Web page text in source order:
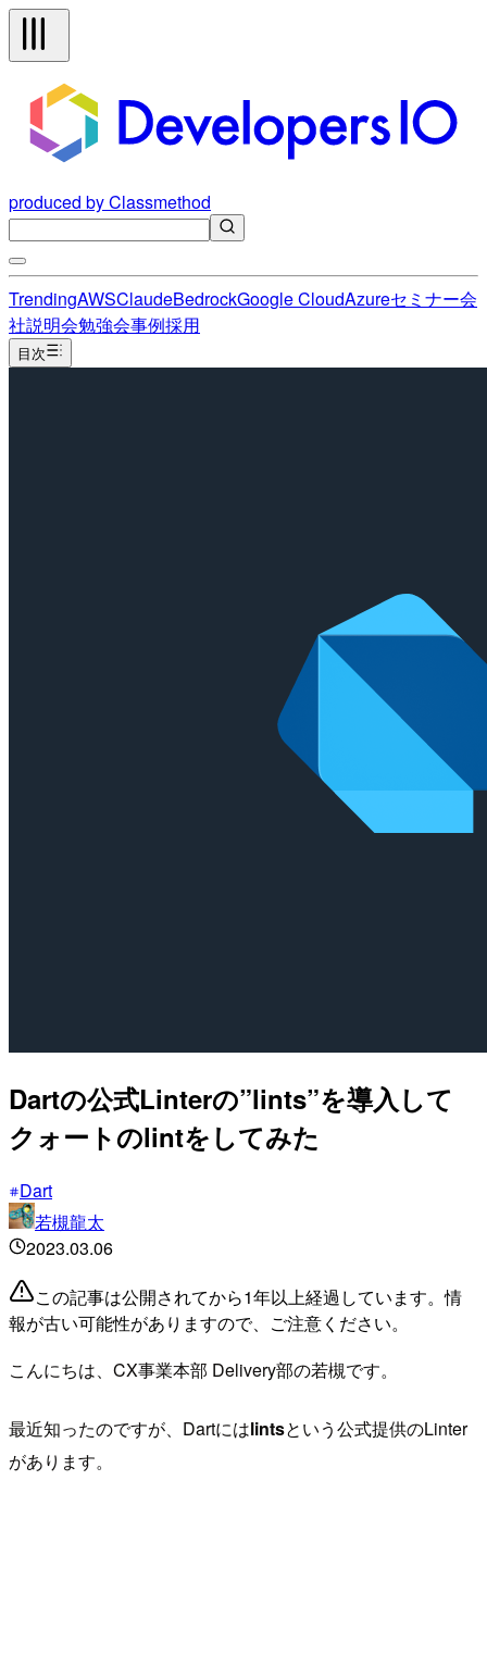
produced by Classmethod
TrendingAWSClaudeBedrockGoogle CloudAzureセミナー会
社説明会勉強会事例採用
目次
Dartの公式Linterの”lints”を導入して
クォートのlintをしてみた
Dart
若槻龍太
2023.03.06
この記事は公開されてから1年以上経過しています。情
報が古い可能性がありますので、ご注意ください。
こんにちは、CX事業本部 Delivery部の若槻です。
最近知ったのですが、Dartにはlintsという公式提供のLinter
があります。